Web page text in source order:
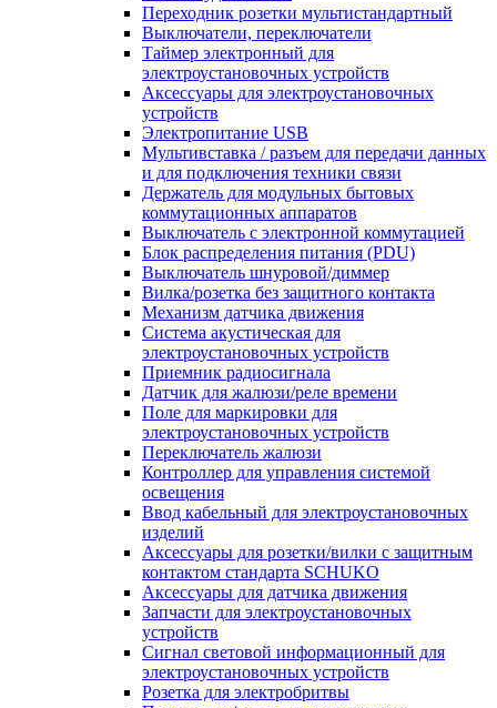
Переходник розетки мультистандартный
Выключатели, переключатели
Таймер электронный для
электроустановочных устройств
Аксессуары для электроустановочных
устройств
Электропитание USB
Мультивставка / разъем для передачи данных
и для подключения техники связи
Держатель для модульных бытовых
коммутационных аппаратов
Выключатель с электронной коммутацией
Блок распределения питания (PDU)
Выключатель шнуровой/диммер
Вилка/розетка без защитного контакта
Механизм датчика движения
Система акустическая для
электроустановочных устройств
Приемник радиосигнала
Датчик для жалюзи/реле времени
Поле для маркировки для
электроустановочных устройств
Переключатель жалюзи
Контроллер для управления системой
освещения
Ввод кабельный для электроустановочных
изделий
Аксессуары для розетки/вилки с защитным
контактом стандарта SCHUKO
Аксессуары для датчика движения
Запчасти для электроустановочных
устройств
Сигнал световой информационный для
электроустановочных устройств
Розетка для электробритвы